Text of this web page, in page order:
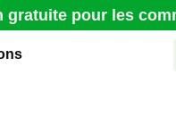
gratuite pour les